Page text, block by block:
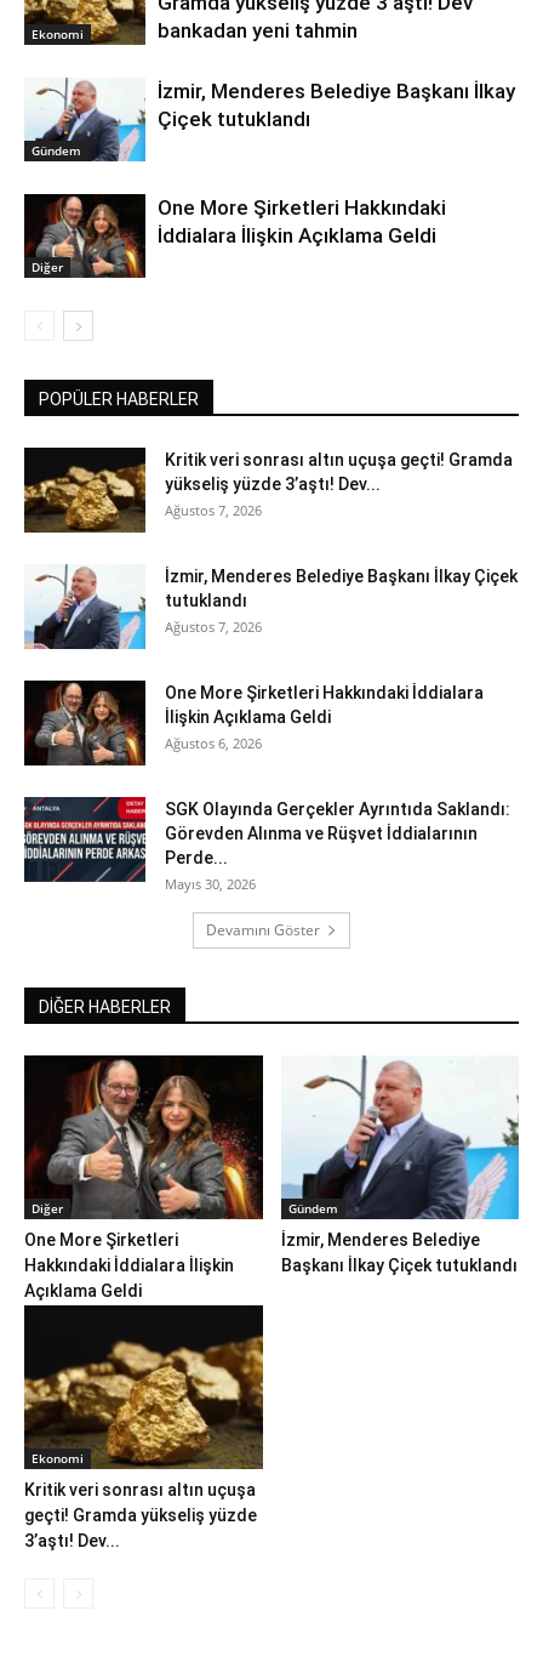
Ekonomi
bankadan yeni tahmin
Gündem
İzmir, Menderes Belediye Başkanı İlkay
Çiçek tutuklandı
Diğer
One More Şirketleri Hakkındaki
İddialara İlişkin Açıklama Geldi
POPÜLER HABERLER
Kritik veri sonrası altın uçuşa geçti! Gramda
yükseliş yüzde 3’aştı! Dev...
Ağustos 7, 2026
İzmir, Menderes Belediye Başkanı İlkay Çiçek
tutuklandı
Ağustos 7, 2026
One More Şirketleri Hakkındaki İddialara
İlişkin Açıklama Geldi
Ağustos 6, 2026
SGK Olayında Gerçekler Ayrıntıda Saklandı:
Görevden Alınma ve Rüşvet İddialarının
Perde...
Mayıs 30, 2026
Devamını Göster
DİĞER HABERLER
Diğer
One More Şirketleri
Hakkındaki İddialara İlişkin
Açıklama Geldi
Gündem
İzmir, Menderes Belediye
Başkanı İlkay Çiçek tutuklandı
Ekonomi
Kritik veri sonrası altın uçuşa
geçti! Gramda yükseliş yüzde
3’aştı! Dev...